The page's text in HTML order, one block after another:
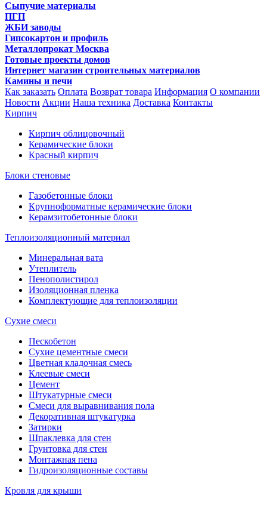
Сыпучие материалы
ПГП
ЖБИ заводы
Гипсокартон и профиль
Металлопрокат Москва
Готовые проекты домов
Интернет магазин строительных материалов
Камины и печи
Как заказать Оплата Возврат товара Информация О компании
Новости Акции Наша техника Доставка Контакты
Кирпич
Кирпич облицовочный
Керамические блоки
Красный кирпич
Блоки стеновые
Газобетонные блоки
Крупноформатные керамические блоки
Керамзитобетонные блоки
Теплоизоляционный материал
Минеральная вата
Утеплитель
Пенополистирол
Изоляционная пленка
Комплектующие для теплоизоляции
Сухие смеси
Пескобетон
Сухие цементные смеси
Цветная кладочная смесь
Клеевые смеси
Цемент
Штукатурные смеси
Смеси для выравнивания пола
Декоративная штукатурка
Затирки
Шпаклевка для стен
Грунтовка для стен
Монтажная пена
Гидроизоляционные составы
Кровля для крыши